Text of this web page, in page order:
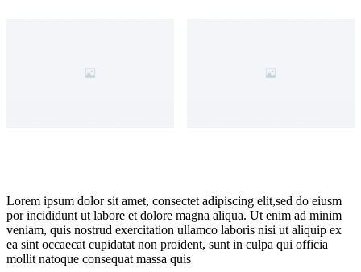
Lorem ipsum dolor sit amet, consectet adipiscing elit,sed do eiusm
por incididunt ut labore et dolore magna aliqua. Ut enim ad minim
veniam, quis nostrud exercitation ullamco laboris nisi ut aliquip ex
ea sint occaecat cupidatat non proident, sunt in culpa qui officia
mollit natoque consequat massa quis